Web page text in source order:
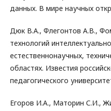
данных. В мире научных
Дюк В.А., Флегонтов А.В.,
технологий
естественнонаучных,
областях. Известия
педагогического
Егоров И.А., Маторин С.И.,